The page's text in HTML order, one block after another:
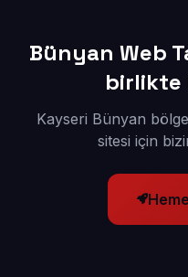
Bünyan Web
birlikte
Kayseri Bünyan
sitesi için